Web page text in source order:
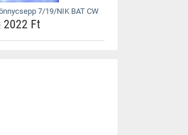
7/19/NIK BAT CW
2022 Ft